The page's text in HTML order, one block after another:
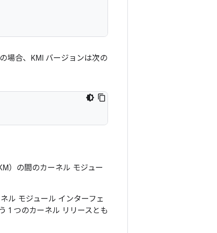
場合、KMI バージョンは次の
）の間のカーネル モジュー
ル モジュール インターフェ
1 つのカーネル リリースとも